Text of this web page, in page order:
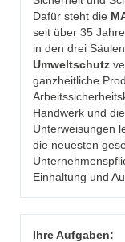
Dafür steht die
seit über 35
in den drei Säulen
Umweltschutz
ganzheitliche
Handwerk und
Unterweisungen
die neuesten
Einhaltung und
Ihre Aufgaben: